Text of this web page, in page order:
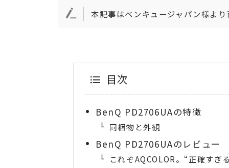
本記事はベンキュージャパン様よ
目次
BenQ PD2706UAの特徴
同梱物と外観
BenQ PD2706UAのレビュー
これぞAQCOLOR。“正確すぎ